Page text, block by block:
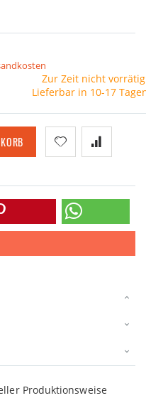
Zur Zeit nicht
Lieferbar in 10-17
Produktionsweise